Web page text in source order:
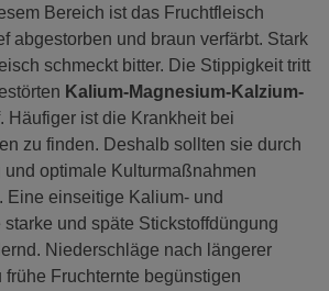
Bereich ist das Fruchtfleisch
abgestorben und braun verfärbt. Stark
schmeckt bitter. Die Stippigkeit tritt
Kalium-Magnesium-Kalzium-
Häufiger ist die Krankheit bei
zu finden. Deshalb sollten sie durch
und optimale Kulturmaßnahmen
Eine einseitige Kalium- und
und späte Stickstoffdüngung
Niederschläge nach längerer
frühe Fruchternte begünstigen